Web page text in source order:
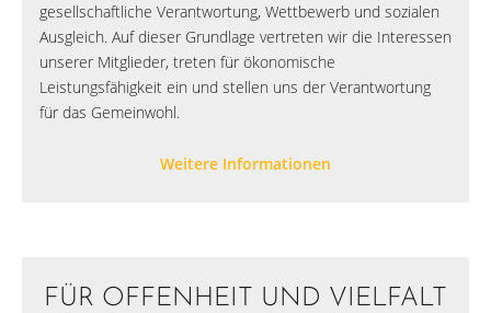
gesellschaftliche Verantwortung, Wettbewerb und sozialen
Ausgleich. Auf dieser Grundlage vertreten wir die Interessen
unserer Mitglieder, treten für ökonomische
Leistungsfähigkeit ein und stellen uns der Verantwortung
für das Gemeinwohl.
Weitere Informationen
FÜR OFFENHEIT UND VIELFALT